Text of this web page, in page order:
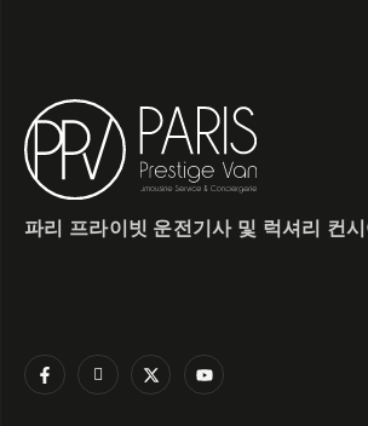
파리 프라이빗 운전기사 및 럭셔리 컨